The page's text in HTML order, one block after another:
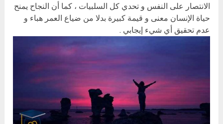
الانتصار على النفس و تحدي كل السلبيات ، كما أن النجاح يمنح
حياة الإنسان معنى و قيمة كبيرة بدلا من ضياع العمر هباء و
عدم تحقيق أي شيء إيجابي .